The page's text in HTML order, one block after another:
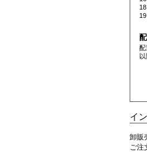
配
以
イ
卸販
ご注